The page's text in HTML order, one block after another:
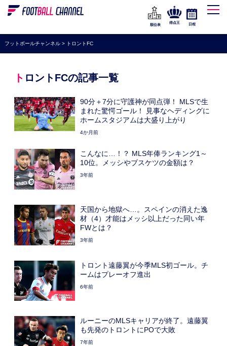
WEリーグ
海外サッカー
プレミアリーグ
ラ・リーガ
ブンデスリーガ
UEFA
高校サッカー
動画
順位表
得点王 日程
フットボールチャンネル> トロントFC
トロントFCの記事一覧
90分＋7分に守護神が同点弾！ MLSで生
まれた驚愕ゴール！ 見事なヘディングに
ホームスタジアムは大盛り上がり
4か月前
こんなに…！？ MLS年俸ランキング1～
10位。メッシやブスケツの金額は？
3年前
天国から地獄へ…。スペインの消えた逸
材（4）才能はメッシ以上だった同い年
FWとは？
3年前
トロント遠藤翼が今季MLS初ゴール。チ
ームはプレーオフ進出
6年前
ルーニーのMLSキャリアが終了。遠藤翼
も先発のトロントにPOで大敗
7年前